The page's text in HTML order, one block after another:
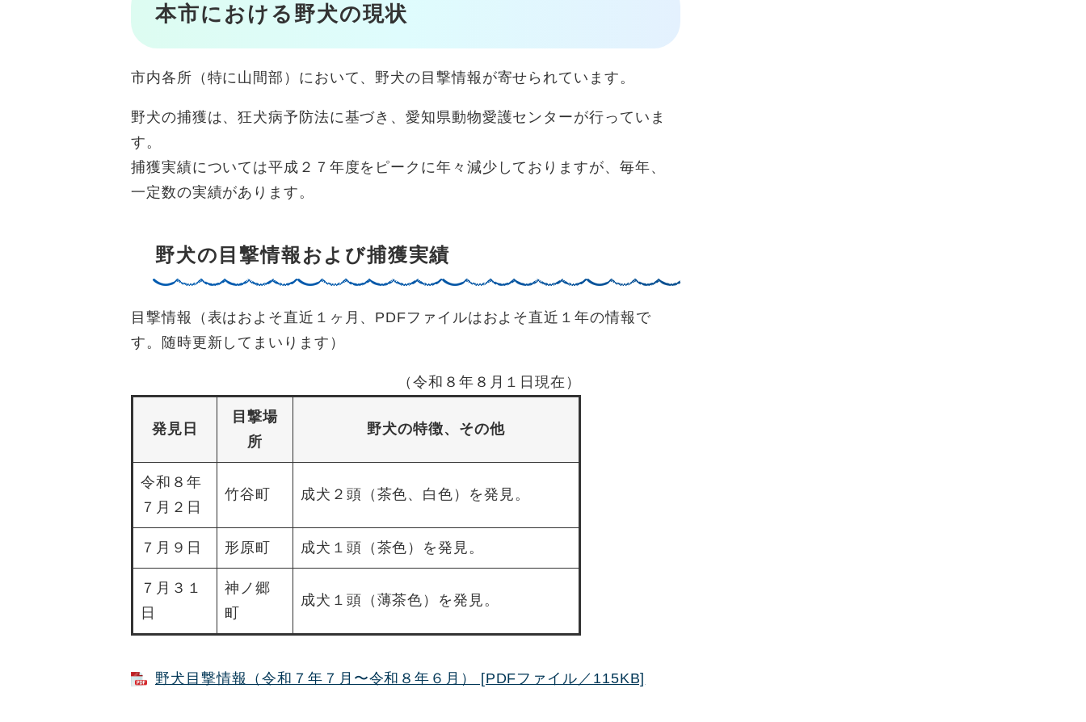
本市における野犬の現状
市内各所（特に山間部）において、野犬の目撃情報が寄せられています。
野犬の捕獲は、狂犬病予防法に基づき、愛知県動物愛護センターが行っていま
す。
捕獲実績については平成２７年度をピークに年々減少しておりますが、毎年、
一定数の実績があります。
野犬の目撃情報および捕獲実績
目撃情報（表はおよそ直近１ヶ月、PDFファイルはおよそ直近１年の情報で
す。随時更新してまいります）
（令和８年８月１日現在）
発見日
目撃場
所
野犬の特徴、その他
令和８年
７月２日
竹谷町 成犬２頭（茶色、白色）を発見。
７月９日 形原町 成犬１頭（茶色）を発見。
７月３１
日
神ノ郷
町
成犬１頭（薄茶色）を発見。
野犬目撃情報（令和７年７月〜令和８年６月） [PDFファイル／115KB]